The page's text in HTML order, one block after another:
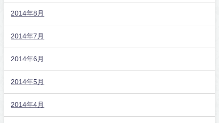
2014年8月
2014年7月
2014年6月
2014年5月
2014年4月